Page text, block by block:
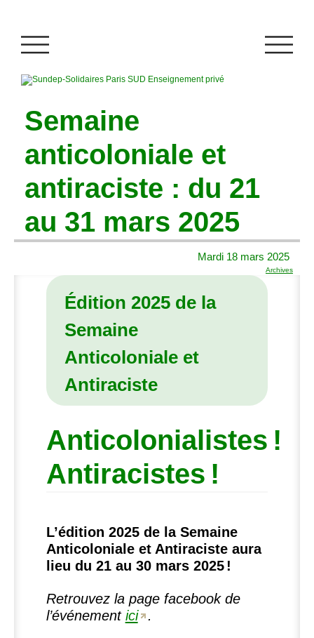
Semaine
anticoloniale et
antiraciste : du 21
au 31 mars 2025
Mardi 18 mars 2025
Archives
Édition 2025 de la
Semaine
Anticoloniale et
Antiraciste
Anticolonialistes !
Antiracistes !
L’édition 2025 de la Semaine
Anticoloniale et Antiraciste aura
lieu du 21 au 30 mars 2025!
Retrouvez la page facebook de
l’événement ici
.